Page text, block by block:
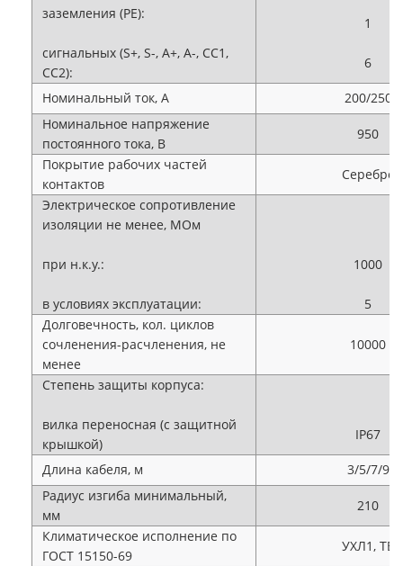
заземления (PE):
сигнальных (S+, S-, A+, A-, CC1,
CC2):
1
6
Номинальный ток, А
200/250
Номинальное напряжение
постоянного тока, В
950
Покрытие рабочих частей
контактов
Серебро
Электрическое сопротивление
изоляции не менее, МОм
при н.к.у.:
в условиях эксплуатации:
1000
5
Долговечность, кол. циклов
сочленения-расчленения, не
менее
10000
Степень защиты корпуса:
вилка переносная (с защитной
крышкой)
IP67
Длина кабеля, м
3/5/7/9
Радиус изгиба минимальный,
мм
210
Климатическое исполнение по
ГОСТ 15150-69
УХЛ1, TB